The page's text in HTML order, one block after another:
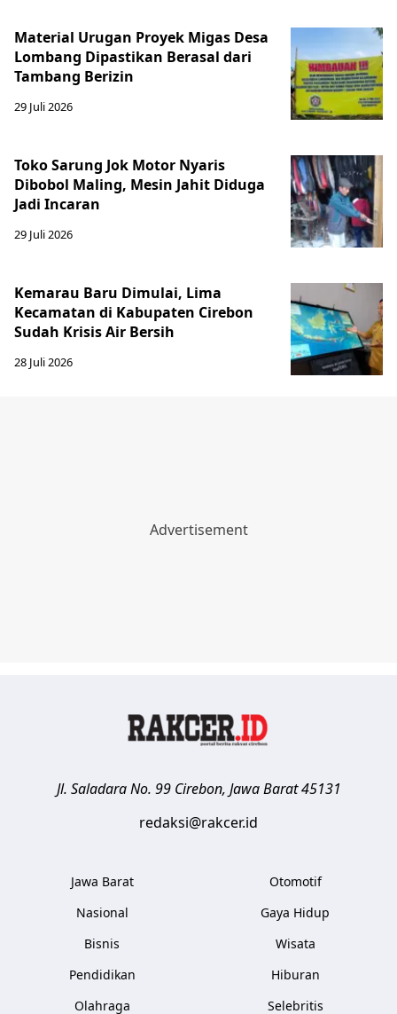
Material Urugan Proyek Migas Desa
Lombang Dipastikan Berasal dari
Tambang Berizin
29 Juli 2026
Toko Sarung Jok Motor Nyaris
Dibobol Maling, Mesin Jahit Diduga
Jadi Incaran
29 Juli 2026
Kemarau Baru Dimulai, Lima
Kecamatan di Kabupaten Cirebon
Sudah Krisis Air Bersih
28 Juli 2026
Jl. Saladara No. 99 Cirebon, Jawa Barat 45131
redaksi@rakcer.id
Jawa Barat
Nasional
Bisnis
Pendidikan
Olahraga
Otomotif
Gaya Hidup
Wisata
Hiburan
Selebritis